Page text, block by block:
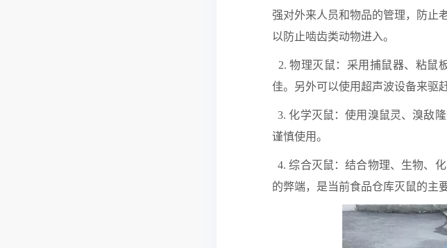
强对外来人员和物品的管理，防止
以防止啮齿类动物进入。
2. 物理灭鼠：采用捕鼠器、粘鼠
佳。另外可以使用超声波设备来驱
3. 化学灭鼠：使用溴鼠灵、溴敌
谨慎使用。
4. 综合灭鼠：结合物理、生物、
的弊端，是当前食品仓库灭鼠的主